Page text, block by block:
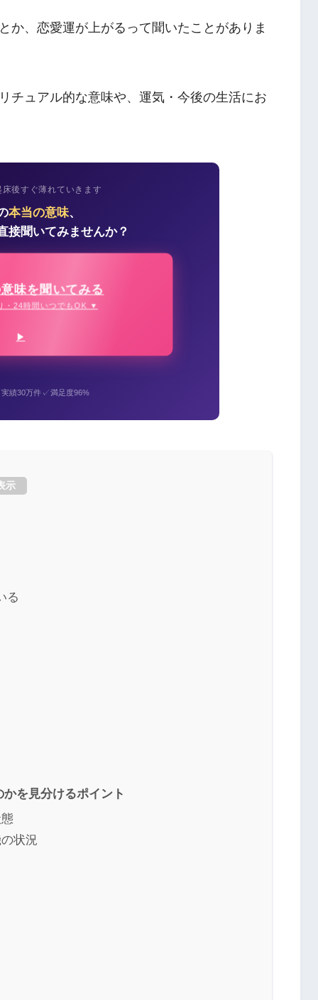
か、恋愛運が上がるって聞いたことがありま
チュアル的な意味や、運気・今後の生活にお
床後すぐ薄れていきます
本当の意味、
接聞いてみませんか？
味を聞いてみる
・24時間いつでもOK ▼
実績30万件✓満足度96%
示
る
を見分けるポイント
状況